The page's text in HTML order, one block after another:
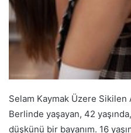
Selam Kaymak Üzere Sikilen Am okurları. Adım Kezban. Berlinde yaşayan, 42 yaşında, evli, 2 çocuk annesi, sex düşkünü bir bayanım. 16 yaşında Selim isminde bir oğlum, 24 yaşında evli bir kızım, birde çok anlayışlı bir kocam var. Ablam da Berlinde yaşıyor. O da evli ve onun da 16 yaşında, Osman isminde bir oğlu var. Bu anlatacağım olay son yaz oldu, yani çok taze.Berlinde okullar yaz tatiline girince, ben, oğlum Selim, ablam ve oğlu Osman, dördümüz Türkiyeye izine gittik. Kocam ve eniştem gelemedi, onların ortak bir inşaat firması var, ?İşler çok ağır, siz gidin tatilinizi yapın, biz de kışın gideriz.? dediler. Biz de evvel İstanbula, oradan da Silivri yakınındaki yazlığımıza gittik. Yazlıkta birinci günler yağmurlu geçti, konuttan dışarı çıkamadık, fakat sonra hava açınca, hakikat denize. Nerdeyse tüm gün denizde yüzüyor, eğleniyorduk. Kaldığımız yer bayağı muhafazakar olduğu için, o denli barlar falan yoktur, yalnızca kıyı kenarında gazinolar var, yani biraz sıkıcı. İzinimizin üçüncü günü idi, yeniden denizde yüzüyor şakalaşıyorduk. Bir orta ablamın oğlu Osman göğsüme elledi. Ben kaza ile olmuştur diye önemsemedim. Ancak sesimi çıkarmadım diye cüret almış olacak ki, yeniden elledi ve biraz da sıkıp bıraktı. Ne yapayım diye düşünürken, gerimden suya dalıp, bacaklarıma tutunuyormuş üzere yaparak, amıma elledi. Çok şaşırmıştım, zira ondan bu türlü birşeyi hiç beklemiyordum. Daha yaşı 16, o ne biliyor ki diye düşünüp sudan çıktım. Ablamın yanına, kumların üzerine oturup güneşlenmeye başladım. Bir orta ablama, ?Abla senin oğlun benim amcığıma elledi!? dedim. Ablam yüzüme baktı ve bir kahkaha patlattı, ?Senin oğlan da benim amıma elledi! Bana bak, sakın bunlar bize sulanmasın?? dedi. Ben de, ?Herhalde nereye kadar gideceklerini test ediyorlar. Daha bunlar çocuk yahu, ne anlarlar bayandan?? dedim. Ablam da, ?Sikmekten demek istedin galiba?? dedi. ?Ya abla, ne sikmesi? Bunların sikleri daha nekadar ki!? dedim. Ablam atıldı, ?16 yaşındalar, tahminimce 18-20 cm. vardır herhalde?? dedi. ?Ne bileyim valla Abla, Selimin sikini en son gördüğümde daha 9 yaşında idi, ondan sonra görmedim!? diye yanıt verdim. Ablam, ?Hadi kız, varmısın, madem bunlar bu işi başlattı, benim oğlum seni, senim oğlun da beni siksin! Hem erkeksiz kalmayız, hemde onlara bayanlar konusunda merak ettikleri her şeyi öğretiriz!? dedi. ?Abla sen ciddimisin?? dedim. Ablam, ?Valla çok ciddiyim! Tam azdıkları bir çağdalar, ya değilse gidip Orospulara dadanacaklar, hastalık falan kapacaklar. Yada sapıtıp, birbirlerini sikecekler!? dedi. Biraz düşündüm de, ablam söylediklerinde okadar da haksız değildi. ?Tamam abla, ben varım!? dedim. Ablamla oturup biraz daha bu mevzuyu konuştuk, nasıl yapacağımızı falan planladık. Sonra yazlığa gitmek için kalktık. Giderken oğullarımıza, ?Biz meskene gidiyoruz, sizde fazla kalmayın gelin, öğle güneşinde dışarıda kalmayın!? diye seslendik. Konuta varınca duş alıp, üzerimize uzun birer tişört giydik, altımıza külot giymedik. Yaklaşık yarım saat sonra Selim ile Osman geldiler. Bunlara, ?Hertarafınız kum olmuş, meskeni batırmayın, çabucak duşa girin!? dedik. Konut Dublex olduğundan iki farklı duş var, birine Selim birine Osman girdi. Biz de salona oturduk, onları bekliyor, nasıl kelama girelim diye düşünüyorduk. Evvel Osman geldi, dik karşıma, annesinin yanına oturdu, gözleri bacak arama dikilmişti. Ancak bir şey göremiyordu, o denli çabucak göstermek istemiyordum. Sonra oğlum Selim gelip yanıma oturdu. O da tam karşımızda oturan ablamın bacaklarına bakıyordu. Kelama ablam başladı, oğluma, ?Ya Selim, sen denizde benim amcığıma bilerek mi elledin, yoksa kaza ile mi?? dedi. Selim direkt, ?Madem o denli açık sordun Teyze, evet bilerek elledim!? dedi. Ablam, ?Peki, niçin yaptın?? diye sorunca, Selim, ?Senin oğlun da anneme bilerek elledi!? dedi. Ablam busefer kendi oğluna sordu, ?Peki sen niçin elledin Teyzene çocuğum!? dedi. Oğlu da, ?Anne, bu nalet yerde o denli kız tavlayıp, bir şeyler yapma bahtımız olmadığından yaptık herhalde! Fakat fikir Selimden çıktı, karşılıklı birbirmizin annesine elleyelim mi diye.? dedi. Ablam o meşhur kahkahasını tekrar patlattı ve oğluma, ?Bak sen Orospunun çocuğuna! Lan sen nezaman büyüdün, erkek oldun da sikin kalkar hale geldi ha?? dedi. Oğlum bozuldu, ?Teyze yaa, anneme Orospu deme, bak sonra…? diye çıkıştı. Ablam, ?Eee, sonra? Ne yaparsın sonra?? dedi. ?Ne yapacağımı biliyorum da, burda söyleyemem!? dedi. Ablam oturduğu yerden kalktı, yanımıza geldi, oğlumu kolundan tutup kaldırdı, ?Gel bakiim sen benle yukarıya!? dedi, ve önüne kattı, merdivenlerde oğlumun götünü avuçlaya avuçlaya yukardaki yatak odasına gerçek gittiler. Ablamla oğlum gözden kaybolunca, Osman sapşallaşmış bir biçimde hızıma bakıp, ?Nereye gittiler, ne yapacaklar?? diye salak salak sormaya başladı. ?Nereye gittiklerini sanıyorsun? Tabiki yatakodasına gittiler, sikişecekler!? dedim. Bu sefer Osman bozulmuştu, ?Ozaman biz de sikişecekmiyiz Teyze?? diye yalvarırcasına sordu. Ben karşılık olarak, gülümseyerek bacaklarımı araladım. Osmanın amcığıma bakışını görmeliydiniz! Siki anında kalkmış, şortunda direk üzere dikilmişti. ?Gel buraya azgın şey!? dediğimde çabucak kalktı geldi ve ne yapacağını bilmez